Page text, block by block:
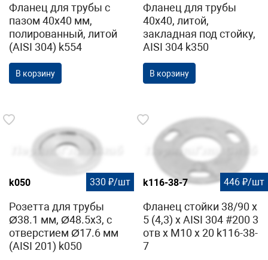
Фланец для трубы с
пазом 40х40 мм,
полированный, литой
(AISI 304) k554
В корзину
Фланец для трубы
40х40, литой,
закладная под стойку,
AISI 304 k350
В корзину
k050 330 ₽/шт
Розетта для трубы
Ø38.1 мм, Ø48.5х3, с
отверстием Ø17.6 мм
(AISI 201) k050
k116-38-7 446 ₽/шт
Фланец стойки 38/90 х
5 (4,3) х AISI 304 #200 3
отв х М10 х 20 k116-38-
7